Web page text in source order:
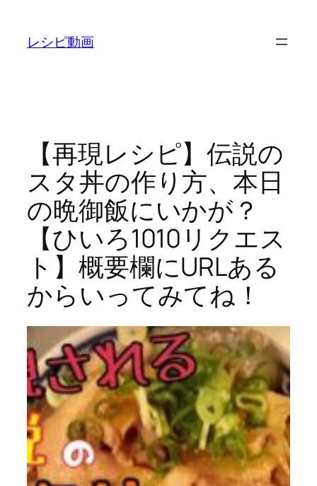
レシピ動画
【再現レシピ】伝説の
スタ丼の作り方、本日
の晩御飯にいかが？
【ひいろ1010リクエス
ト】概要欄にURLある
からいってみてね！